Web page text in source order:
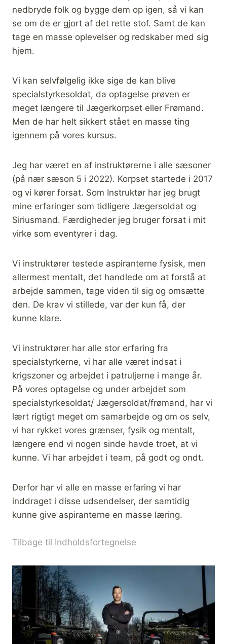
nedbryde folk og bygge dem op igen, så vi kan
se om de er gjort af det rette stof. Samt de kan
tage en masse oplevelser og redskaber med sig
hjem.
Vi kan selvfølgelig ikke sige de kan blive
specialstyrkesoldat, da optagelse prøven er
meget længere til Jægerkorpset eller Frømand.
Men de har helt sikkert stået en masse ting
igennem på vores kursus.
Jeg har været en af instruktørerne i alle sæsoner
(på nær sæson 5 i 2022). Korpset startede i 2017
og vi kører forsat. Som Instruktør har jeg brugt
mine erfaringer som tidligere Jægersoldat og
Siriusmand. Færdigheder jeg bruger forsat i mit
virke som eventyrer i dag.
Vi instruktører testede aspiranterne fysisk, men
allermest mentalt, det handlede om at forstå at
arbejde sammen, tage viden til sig og omsætte
den. De krav vi stillede, var der kun få, der
kunne klare.
Vi instruktører har alle stor erfaring fra
specialstyrkerne, vi har alle været indsat i
krigszoner og arbejdet i patruljerne i mange år.
På vores optagelse og under arbejdet som
specialstyrkesoldat/ Jægersoldat/frømand, har vi
lært rigtigt meget om samarbejde og om os selv,
vi har rykket vores grænser, fysik og mentalt,
længere end vi nogen sinde havde troet, at vi
kunne. Vi har arbejdet i team, på godt og ondt.
Derfor har vi alle en masse erfaring vi har
inddraget i disse udsendelser, der samtidig
kunne give aspiranterne en masse læring.
Tilbage til Indholdsfortegnelse